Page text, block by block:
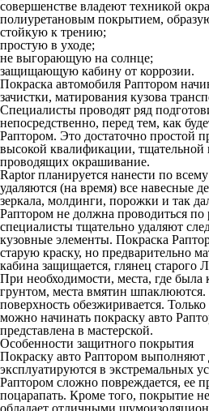
совершенстве владеют техникой
полиуретановым покрытием,
стойкую к трению;
простую в уходе;
не выгорающую на солнце;
защищающую кабину от коррозии.
Покраска автомобиля Раптором
зачистки, матирования кузова
Специалисты проводят ряд
непосредственно, перед тем, как
Раптором. Это достаточно простой
высокой квалификации, тщательной
проводящих окрашивание.
Raptor планируется нанести по
удаляются (на время) все навесные
зеркала, молдинги, порожки и так
Раптором не должна проводиться
специалисты тщательно удаляют
кузовные элементы. Покраска
старую краску, но предварительно
кабина защищается, глянец старого
При необходимости, места, где была
грунтом, места вмятин шпаклюются.
поверхность обезжиривается.
можно начинать покраску авто
представлена в мастерской.
Особенности защитного покрытия
Покраску авто Раптором выполняют
эксплуатируются в экстремальных
Раптором сложно повреждается, ее
поцарапать. Кроме того, покрытие
обладает отличными